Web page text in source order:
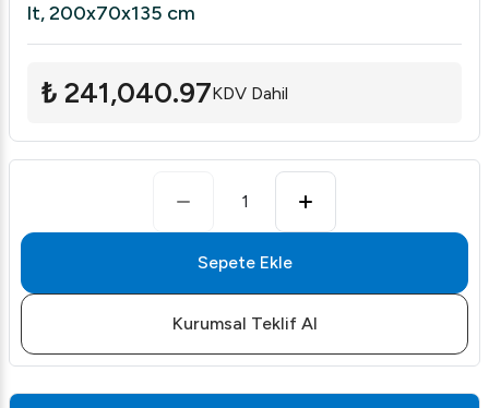
lt, 200x70x135 cm
₺ 241,040.97KDV Dahil
1
Sepete Ekle
Kurumsal Teklif Al